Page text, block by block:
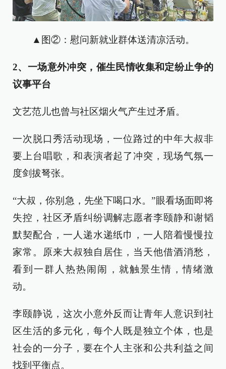
▲图②：慰问新就业群体送清凉活动。
2、一场意外冲突，催生民情收集和定纷止争的
议事平台
文艺范儿也曾与社区烟火气产生过矛盾。
一次脱口秀活动现场，一位路过的中年大叔非
要上台唱歌，和表演者起了冲突，现场气氛一
度剑拔弩张。
“大叔，你别急，先坐下喝口水。”眼看场面即将
失控，社区矛盾纠纷调解志愿者李颐静和谢韬
默契配合，一人递水递纸巾，一人陪着慢慢拉
家常。原来大叔独自居住，当天他借酒消愁，
看到一群人热热闹闹，就触景生情，情绪激
动。
李颐静说，这次小意外反而让青年人意识到社
区生活的多元化，每个人既是独立个体，也是
社会的一分子，要在个人主张和公共利益之间
找到平衡点。